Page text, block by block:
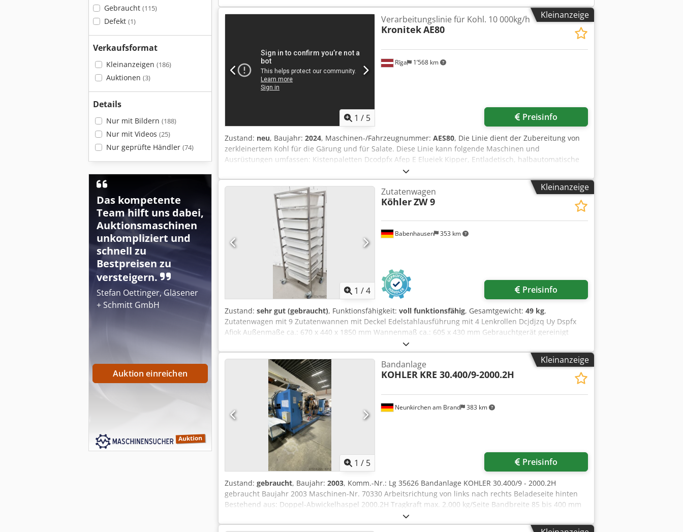
Gebraucht (115)
Defekt (1)
Verkaufsformat
Kleinanzeigen (186)
Auktionen (3)
Details
Nur mit Bildern (188)
Nur mit Videos (25)
Nur geprüfte Händler (74)
Das kompetente
Team hilft uns dabei,
Auktionsmaschinen
unkompliziert und
schnell zu
Bestpreisen zu
versteigern.
Stefan Oettinger, Gläsener
+ Schmitt GmbH
Auktion einreichen
Kleinanzeige
1 / 5
Rīga 1’568 km
Verarbeitungslinie für Kohl. 10 000kg/h
KronitekAE80
Preisinfo
Zustand: neu, Baujahr: 2024, Maschinen-/Fahrzeugnummer: AES80, Die Linie dient der Zubereitung von
zerkleinertem Kohl für die Gärung und für Salate. Diese Linie kann folgende Maschinen und
Ausrüstungen umfassen: Kistenpaletten Dcodpfx Afep E Elueiek Kipper, Entladetisch, halbautomatische
Kohlkernbohrmaschine, Kohlzerkleinerungsmaschine, Förderband für zerkleinerten Kohl, Salz/Gewürze
Gewürzspender, Spender für geriebene Karotten (oder andere Produkte wie Rüben, geriebene Paprika),
zusätzliche Funktionsförderer für den Transport.
Kleinanzeige
1 /4
Babenhausen 353 km
Zutatenwagen
KöhlerZW 9
Preisinfo
Zustand: sehr gut (gebraucht), Funktionsfähigkeit: voll funktionsfähig, Gesamtgewicht: 49 kg,
Zutatenwagen mit 9 Zutatenwannen mit Deckel Edelstahlausführung mit 4 Lenkrollen Dcjdjzq Uy Dspfx
Afiok Außenmaße ca.: 670 x 440 x 1850 mm Wannenmaß ca.: 605 x 430 mm Gebrauchtgerät gereinigt
Kleinanzeige
1 / 5
Neunkirchen am Brand 383 km
Bandanlage
KOHLER KRE 30.400/9-2000.2H
Preisinfo
Zustand: gebraucht, Baujahr: 2003, Komm.-Nr.: Lg 35626 Bandanlage KOHLER 30.400/9 - 2000.2H
gebraucht Baujahr 2003 Maschinen-Nr. 70330 Arbeitsrichtung von links nach rechts Beladeseite hinten
Bestehend aus: Doppel-Abwickelhaspel 2000.2H Tragkraft max. 2.000 kg/Seite Bandbreite 85 bis 400 mm
(bei Einsatz Andrückarm) Spreizbereich 360 – 420 mm Außendurchmesser max. 1.800 mm Spreizung:
hydraulisch/Schiebekeilsystem + Nachspannautomatik Antrieb: 2 x Hydraulikmotor + Hilfsantrieb zum